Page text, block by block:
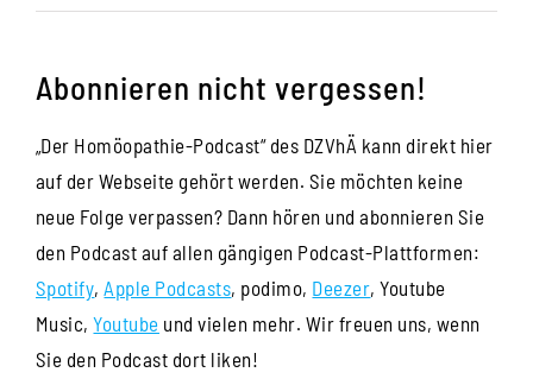
Abonnieren nicht vergessen!
„Der Homöopathie-Podcast“ des DZVhÄ kann direkt hier
auf der Webseite gehört werden. Sie möchten keine
neue Folge verpassen? Dann hören und abonnieren Sie
den Podcast auf allen gängigen Podcast-Plattformen:
Spotify, Apple Podcasts, podimo, Deezer, Youtube
Music,Youtube und vielen mehr. Wir freuen uns, wenn
Sie den Podcast dort liken!